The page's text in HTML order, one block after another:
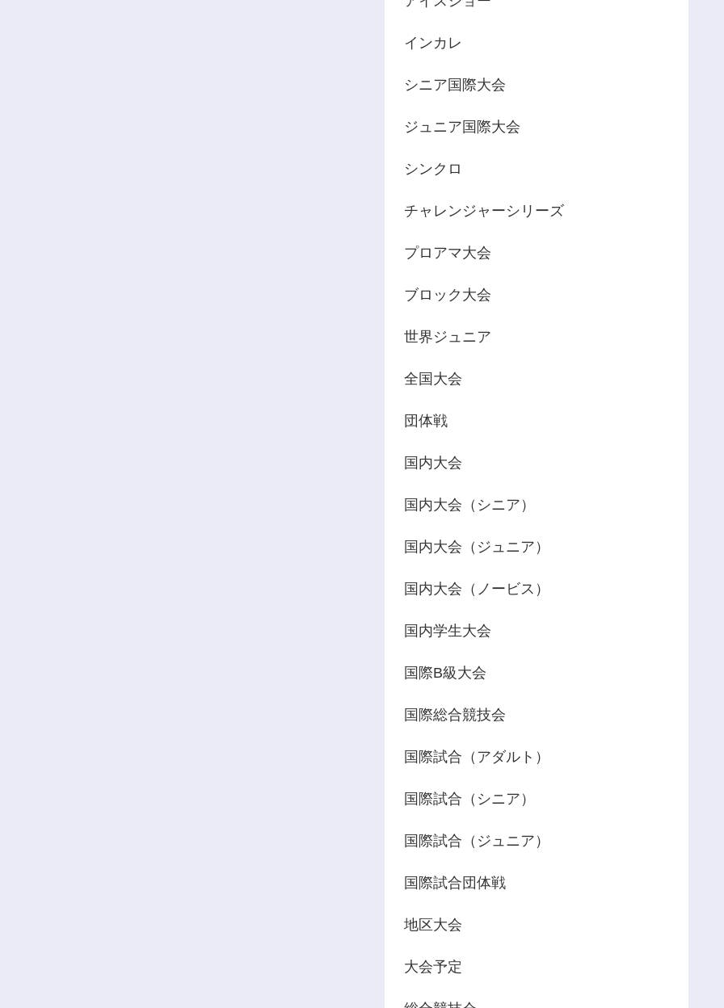
インカレ
シニア国際大会
ジュニア国際大会
シンクロ
チャレンジャーシリーズ
プロアマ大会
ブロック大会
世界ジュニア
全国大会
団体戦
国内大会
国内大会（シニア）
国内大会（ジュニア）
国内大会（ノービス）
国内学生大会
国際B級大会
国際総合競技会
国際試合（アダルト）
国際試合（シニア）
国際試合（ジュニア）
国際試合団体戦
地区大会
大会予定